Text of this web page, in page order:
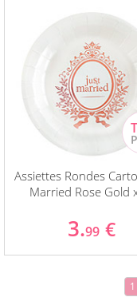
Assiettes Rondes
Married Rose Gold
3.99 €
1